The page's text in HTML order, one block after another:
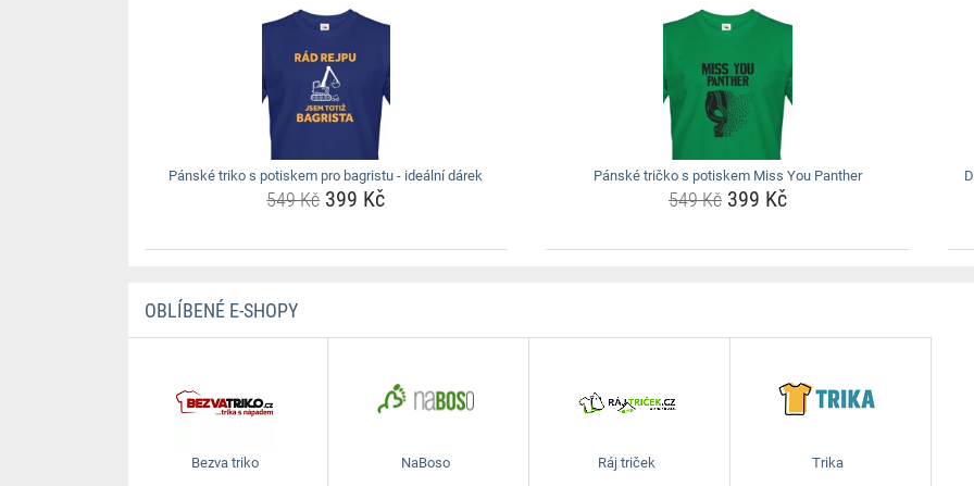
Pánské triko s potiskem pro bagristu - ideální dárek
549 Kč399 Kč
Pánské tričko s potiskem Miss You Panther
549 Kč399 Kč
OBLÍBENÉ E-SHOPY
Bezva triko NaBoso Ráj triček Trika